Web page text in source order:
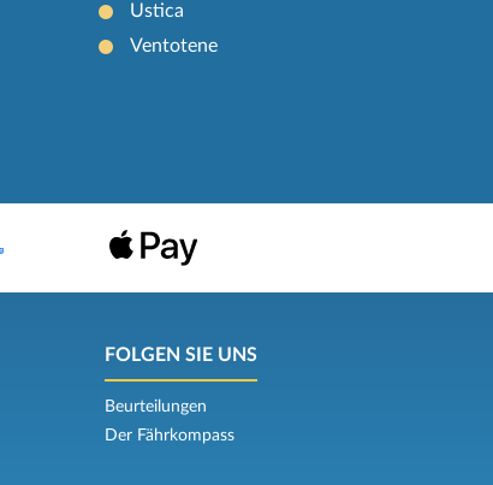
Ustica
Ventotene
FOLGEN SIE UNS
Beurteilungen
Der Fährkompass